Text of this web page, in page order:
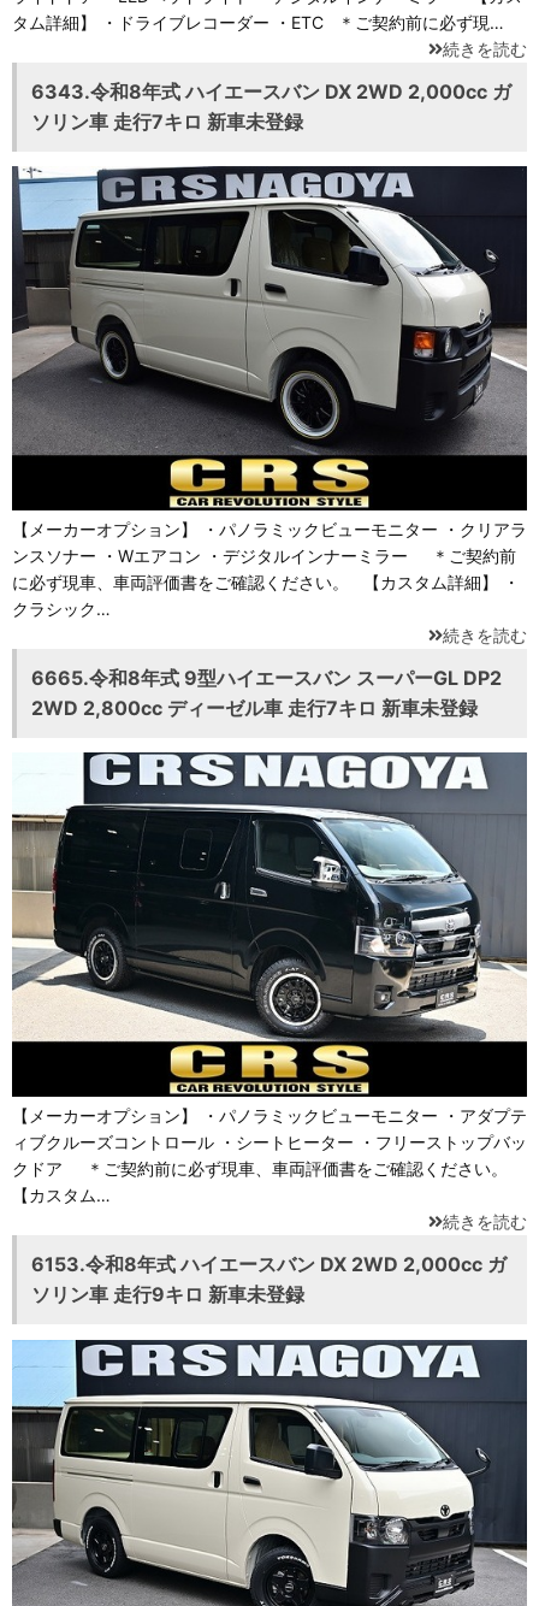
タム詳細】 ・ドライブレコーダー ・ETC ＊ご契約前に必ず現…
続きを読む
6343.令和8年式 ハイエースバン DX 2WD 2,000cc ガ
ソリン車 走行7キロ 新車未登録
【メーカーオプション】 ・パノラミックビューモニター ・クリアラ
ンスソナー ・Wエアコン ・デジタルインナーミラー ＊ご契約前
に必ず現車、車両評価書をご確認ください。 【カスタム詳細】 ・
クラシック…
続きを読む
6665.令和8年式 9型ハイエースバン スーパーGL DP2
2WD 2,800cc ディーゼル車 走行7キロ 新車未登録
【メーカーオプション】 ・パノラミックビューモニター ・アダプテ
ィブクルーズコントロール ・シートヒーター ・フリーストップバッ
クドア ＊ご契約前に必ず現車、車両評価書をご確認ください。
【カスタム…
続きを読む
6153.令和8年式 ハイエースバン DX 2WD 2,000cc ガ
ソリン車 走行9キロ 新車未登録